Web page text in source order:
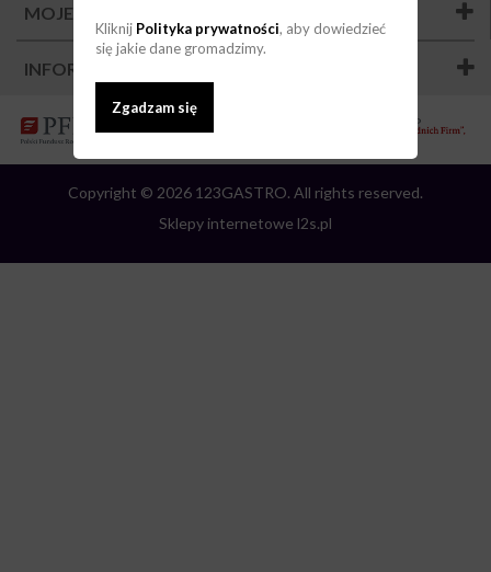
Kliknij Polityka prywatności, aby dowiedzieć
się jakie dane gromadzimy.
Zgadzam się
MOJE KONTO
INFORMACJA
Copyright © 2026 123GASTRO. All rights reserved.
Sklepy internetowe l2s.pl